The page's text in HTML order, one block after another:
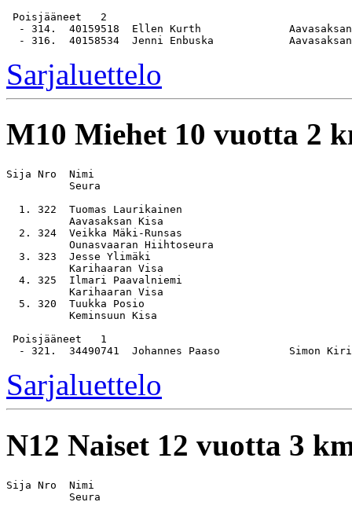
Poisjääneet   2
- 314.  40159518  Ellen Kurth
Sarjaluettelo
M10 Miehet 10 vuotta 2
Sija Nro  Nimi
          Seura
1. 322  Tuomas Laurikainen
          Aavasaksan Kisa
2. 324  Veikka Mäki-Runsas
          Ounasvaaran Hiihtoseura
3. 323  Jesse Ylimäki
          Karihaaran Visa
4. 325  Ilmari Paavalniemi
          Karihaaran Visa
5. 320  Tuukka Posio
          Keminsuun Kisa
Poisjääneet   1
Sarjaluettelo
N12 Naiset 12 vuotta 3
Sija Nro  Nimi
          Seura